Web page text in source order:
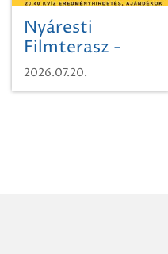
Nyáresti
Filmterasz -
Beugró a
Paradicsomba
2026.07.20.